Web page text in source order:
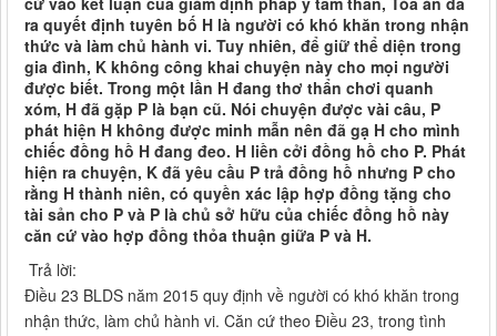
ra quyết định tuyên bố H là người có khó khăn trong nhận
thức và làm chủ hành vi. Tuy nhiên, để giữ thể diện trong
gia đình, K không công khai chuyện này cho mọi người
được biết. Trong một lần H đang thơ thẩn chơi quanh
xóm, H đã gặp P là bạn cũ. Nói chuyện được vài câu, P
phát hiện H không được minh mẫn nên đã gạ H cho mình
chiếc đồng hồ H đang đeo. H liền cởi đồng hồ cho P. Phát
hiện ra chuyện, K đã yêu cầu P trả đồng hồ nhưng P cho
rằng H thành niên, có quyền xác lập hợp đồng tặng cho
tài sản cho P và P là chủ sở hữu của chiếc đồng hồ này
căn cứ vào hợp đồng thỏa thuận giữa P và H.
Trả lời:
Điều 23 BLDS năm 2015 quy định về người có khó khăn trong
nhận thức, làm chủ hành vi. Căn cứ theo Điều 23, trong tình